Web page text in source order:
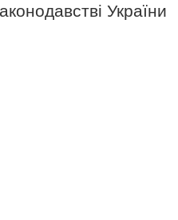
України